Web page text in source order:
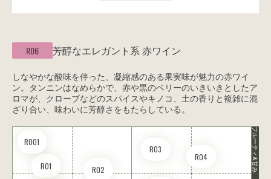
R06 芳醇なエレガント系 赤ワイン
しなやかな酸味を伴った、凝縮感のある果実味が魅力の赤ワイ
ン。タンニンはなめらかで、赤や黒のベリーのいきいきとしたア
ロマが、クローブなどのスパイスやキノコ、土の香りと複雑に混
ざり合い、味わいに芳醇さをもたらしている。
R01 R02
R03
R04
RO01 フルーティ&甘み